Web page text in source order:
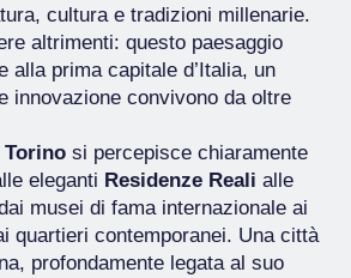
cultura e tradizioni millenarie.
altrimenti: questo paesaggio
alla prima capitale d’Italia, un
innovazione convivono da oltre
Torino si percepisce chiaramente
eleganti Residenze Reali alle
musei di fama internazionale ai
quartieri contemporanei. Una città
profondamente legata al suo